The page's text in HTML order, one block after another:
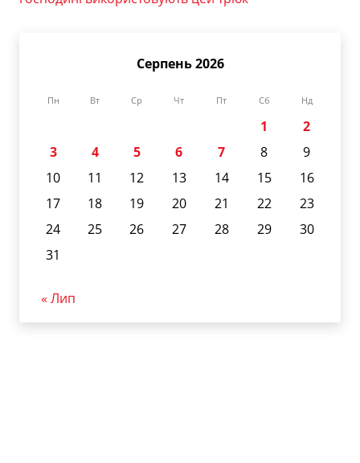
Серпень 2026
Пн Вт Ср Чт Пт Сб Нд
1
2
3
4 5 6 7 8
9
10
11 12 13 14 15
16
17
18 19 20 21 22
23
24
25 26 27 28 29
30
31
« Лип